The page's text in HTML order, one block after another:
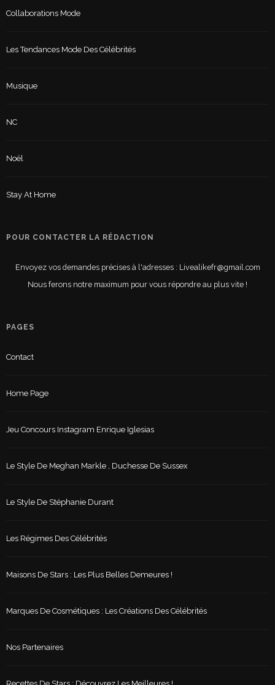
Collaborations Mode
Les Tendances Mode Des Célébrités
Musique
NC
Noël
Stay At Home
POUR CONTACTER LA RÉDACTION
Envoyez vos demandes précises à l'adresses : Livealikefr@gmail.com
Nous ferons notre maximum pour vous répondre au plus vite !
PAGES
Contact
Home Page
Jeu Concours Instagram Enrique Iglesias
Le Style De Meghan Markle , Duchesse De Sussex
Le Style De Stéphanie Durant
Les Régimes Des Célébrités
Maisons De Stars : Les Plus Belles Demeures !
Marques De Cosmétiques : Les Créations Des Célébrités
Nos Partenaires